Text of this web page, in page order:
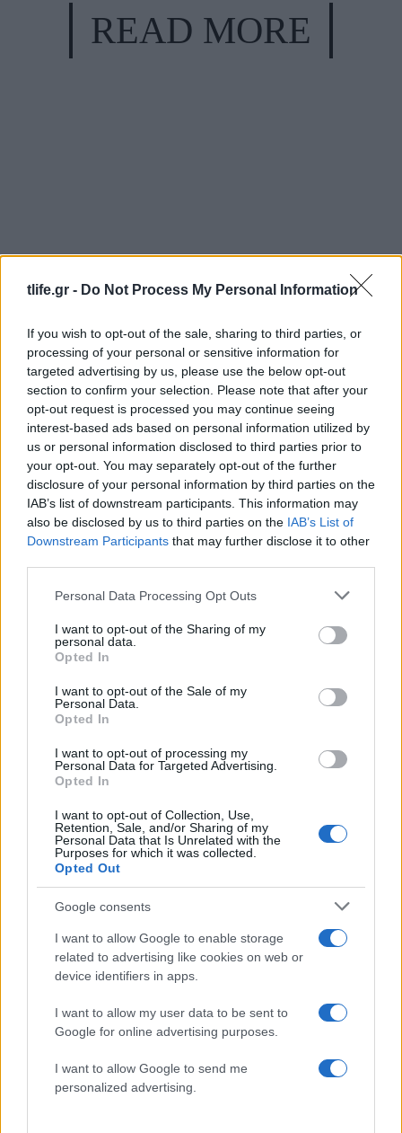
tlife.gr - Do Not Process My Personal Information
If you wish to opt-out of the sale, sharing to third parties, or
processing of your personal or sensitive information for
targeted advertising by us, please use the below opt-out
section to confirm your selection. Please note that after your
opt-out request is processed you may continue seeing
interest-based ads based on personal information utilized by
us or personal information disclosed to third parties prior to
your opt-out. You may separately opt-out of the further
disclosure of your personal information by third parties on the
IAB’s list of downstream participants. This information may
also be disclosed by us to third parties on the IAB’s List of
Downstream Participants that may further disclose it to other
Please note that this website/app uses one or more Google
not limited to your visit or usage behaviour. You may click to
grant or deny consent to Google and its third-party tags to
use your data for below specified purposes in below Google
consent section.
Personal Data Processing Opt Outs
I want to opt-out of the Sharing of my
personal data.
Opted In
I want to opt-out of the Sale of my
Personal Data.
Opted In
I want to opt-out of processing my
Personal Data for Targeted Advertising.
Opted In
I want to opt-out of Collection, Use,
Retention, Sale, and/or Sharing of my
Personal Data that Is Unrelated with the
Purposes for which it was collected.
Opted Out
Google consents
I want to allow Google to enable storage
related to advertising like cookies on web or
device identifiers in apps.
I want to allow my user data to be sent to
Google for online advertising purposes.
I want to allow Google to send me
personalized advertising.
READ MORE
Ιωάννα Τούνη: Δημοσίευσε πρώτη φορά κοινή
φωτογραφία με τον Δημήτρη Σπυριδωνίδη από
τις διακοπές τους στην Ίμπιζα
07.08.2026
Φίλιππος Μιχόπουλος – Κωνσταντίνα
Ευρυπίδου: Αγκαλιασμένοι και ερωτευμένοι
ποζάρουν στο ηλιοβασίλεμα της Σαντορίνης
07.08.2026